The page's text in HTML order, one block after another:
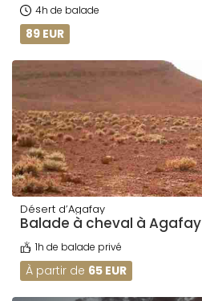
4h de balade
89 EUR
Désert d’Agafay
Balade à cheval à Agafay
1h de balade privé
À partir de 65 EUR